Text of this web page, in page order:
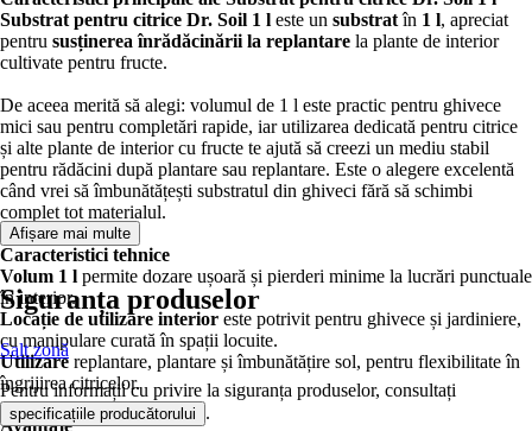
Substrat pentru citrice Dr. Soil 1 l este un substratîn 1 l, apreciat
pentru susținerea înrădăcinării la replantare la plante de interior
cultivate pentru fructe.
De aceea merită să alegi: volumul de 1 l este practic pentru ghivece
mici sau pentru completări rapide, iar utilizarea dedicată pentru citrice
și alte plante de interior cu fructe te ajută să creezi un mediu stabil
pentru rădăcini după plantare sau replantare. Este o alegere excelentă
când vrei să îmbunătățești substratul din ghiveci fără să schimbi
complet tot materialul.
Caracteristici tehnice
Volum 1 l permite dozare ușoară și pierderi minime la lucrări punctuale
în interior.
Locație de utilizare interior este potrivit pentru ghivece și jardiniere,
cu manipulare curată în spații locuite.
Utilizare replantare, plantare și îmbunătățire sol, pentru flexibilitate în
îngrijirea citricelor.
Avantaje
Afișare mai multe
Siguranța produselor
Salt zonă
Pentru informații cu privire la siguranța produselor, consultați
specificațiile producătorului .